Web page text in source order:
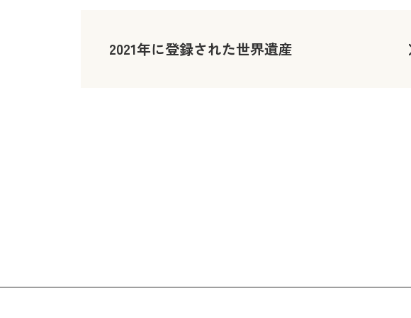
2021年に登録された世界遺産